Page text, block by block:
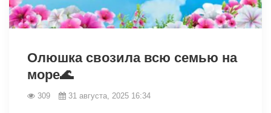
Олюшка свозила всю семью на
море🌊
309 31 августа, 2025 16:34